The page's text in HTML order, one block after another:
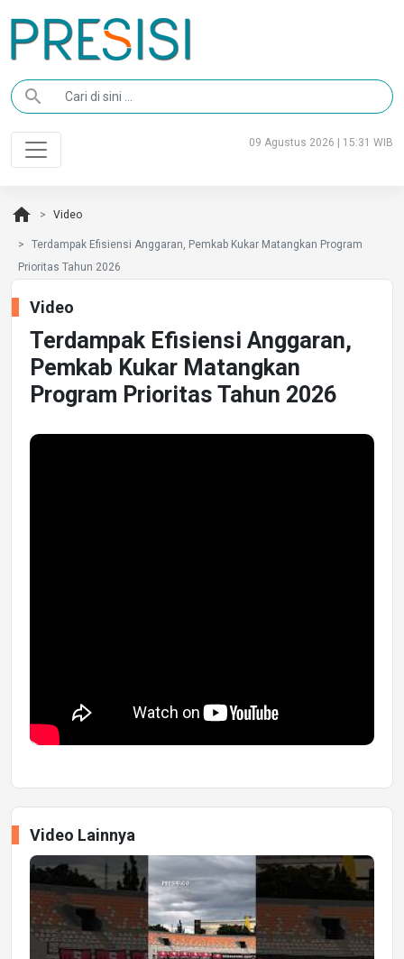
search
09 Agustus 2026 | 15:31 WIB
home Video
Terdampak Efisiensi Anggaran, Pemkab Kukar Matangkan Program
Prioritas Tahun 2026
Video
Terdampak Efisiensi Anggaran,
Pemkab Kukar Matangkan
Program Prioritas Tahun 2026
Video Lainnya